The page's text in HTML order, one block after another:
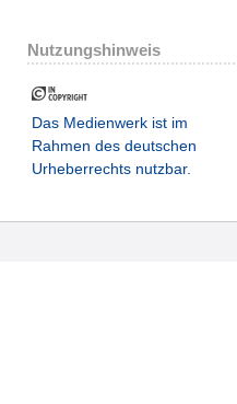
Nutzungshinweis
Das Medienwerk ist im
Rahmen des deutschen
Urheberrechts nutzbar.